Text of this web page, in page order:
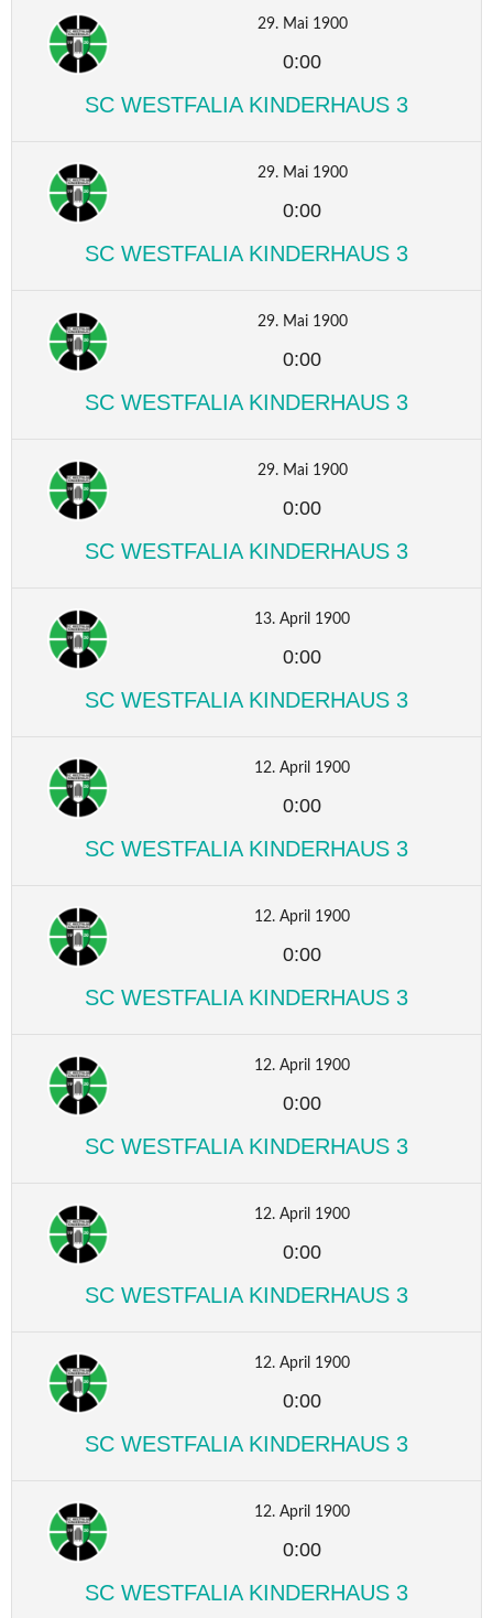
29. Mai 1900
0:00
SC WESTFALIA KINDERHAUS 3
29. Mai 1900
0:00
SC WESTFALIA KINDERHAUS 3
29. Mai 1900
0:00
SC WESTFALIA KINDERHAUS 3
29. Mai 1900
0:00
SC WESTFALIA KINDERHAUS 3
13. April 1900
0:00
SC WESTFALIA KINDERHAUS 3
12. April 1900
0:00
SC WESTFALIA KINDERHAUS 3
12. April 1900
0:00
SC WESTFALIA KINDERHAUS 3
12. April 1900
0:00
SC WESTFALIA KINDERHAUS 3
12. April 1900
0:00
SC WESTFALIA KINDERHAUS 3
12. April 1900
0:00
SC WESTFALIA KINDERHAUS 3
12. April 1900
0:00
SC WESTFALIA KINDERHAUS 3